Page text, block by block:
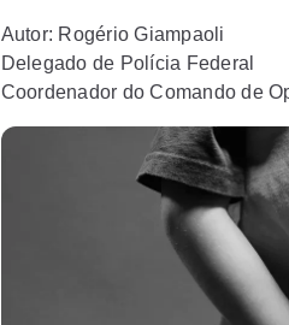
Autor: Rogério Giampaoli
Delegado de Polícia Federal
Coordenador do Comando de